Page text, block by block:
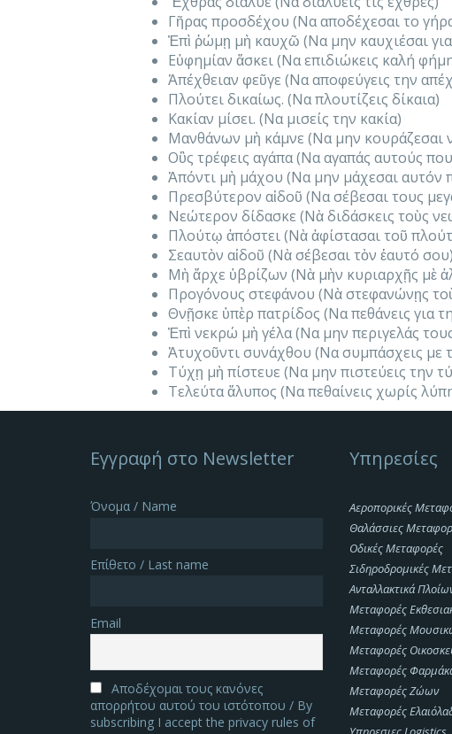
Γῆρας προσδέχου (Να αποδέχεσαι το
Ἐπὶ ῥώμῃ μὴ καυχῶ (Να μην καυχιέσαι
Εὐφημίαν ἄσκει (Να επιδιώκεις καλή
Ἀπέχθειαν φεῦγε (Να αποφεύγεις την
Πλούτει δικαίως. (Να πλουτίζεις δίκαια)
Κακίαν μίσει. (Να μισείς την κακία)
Μανθάνων μὴ κάμνε (Να μην κουράζεσαι
Οὓς τρέφεις αγάπα (Να αγαπάς αυτούς
Ἀπόντι μὴ μάχου (Να μην μάχεσαι αυτόν
Πρεσβύτερον αἰδοῦ (Να σέβεσαι τους
Νεώτερον δίδασκε (Νὰ διδάσκεις τοὺς
Πλούτῳ ἀπόστει (Νὰ ἀφίστασαι τοῦ
Σεαυτὸν αἰδοῦ (Νὰ σέβεσαι τὸν ἑαυτό σου)
Μὴ ἄρχε ὑβρίζων (Νὰ μὴν κυριαρχῇς μὲ
Προγόνους στεφάνου (Νὰ στεφανώνῃς
Θνῇσκε ὑπὲρ πατρίδος (Να πεθάνεις για
Ἐπὶ νεκρώ μὴ γέλα (Να μην περιγελάς
Ἀτυχοῦντι συνάχθου (Να συμπάσχεις με
Τύχῃ μὴ πίστευε (Να μην πιστεύεις την
Τελεύτα ἄλυπος (Να πεθαίνεις χωρίς
Εγγραφή στο Newsletter
Όνομα / Name
Επίθετο / Last name
Email
Αποδέχομαι τους κανόνες
απορρήτου αυτού του ιστότοπου / By
subscribing I accept the privacy rules of
Υπηρεσίες
Αεροπορικές
Θαλάσσιες
Οδικές Μεταφορές
Σιδηροδρομικές
Ανταλλακτικά
Μεταφορές
Μεταφορές
Μεταφορές
Μεταφορές
Μεταφορές Ζώων
Μεταφορές